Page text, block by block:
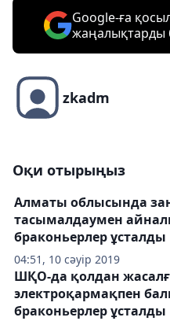
Google-ға
жаңалықтарды
zkadm
Оқи отырыңыз
04:51, 10 сәуір 2019
Алматы облысында
тасымалдаумен
браконьерлер ұсталды
ШҚО-да қолдан
электроқармақпен
браконьерлер ұсталды